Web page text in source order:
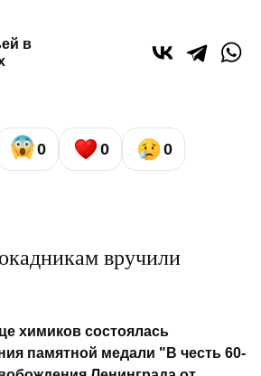
в
0 0 0
вручили
химиков состоялась
памятной медали "В честь 60-